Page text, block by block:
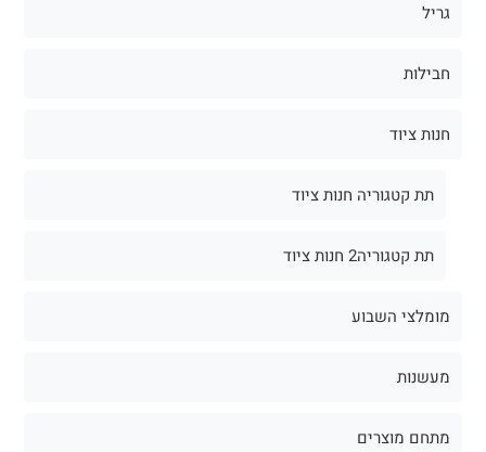
גריל
חבילות
חנות ציוד
תת קטגוריה חנות ציוד
תת קטגוריה2 חנות ציוד
מומלצי השבוע
מעשנות
מתחם מוצרים